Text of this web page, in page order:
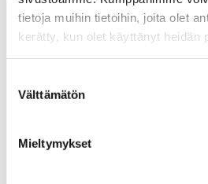
tietoja muihin tietoihin, joita olet
kerätty, kun olet käyttänyt heidän
valinta
Välttämätön
Mieltymykset
Avainsanat
digiostaminen
energiatehokkuus